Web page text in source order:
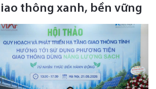
thông xanh, bền vững